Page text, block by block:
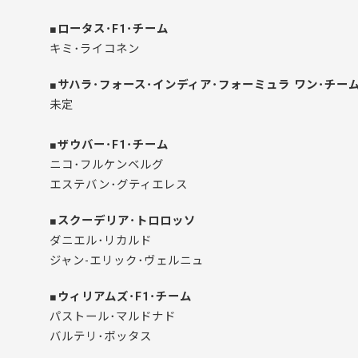
■ロータス･F1･チーム
キミ･ライコネン
■サハラ･フォース･インディア･フォーミュラ ワン･チー
未定
■ザウバー･F1･チーム
ニコ･フルケンベルグ
エステバン･グティエレス
■スクーデリア･トロロッソ
ダニエル･リカルド
ジャン-エリック･ヴェルニュ
■ウィリアムズ･F1･チーム
パストール･マルドナド
バルテリ･ボッタス